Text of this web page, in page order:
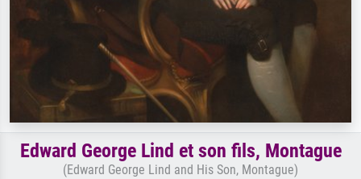
Edward George Lind et son fils, Montague
(Edward George Lind and His Son, Montague)